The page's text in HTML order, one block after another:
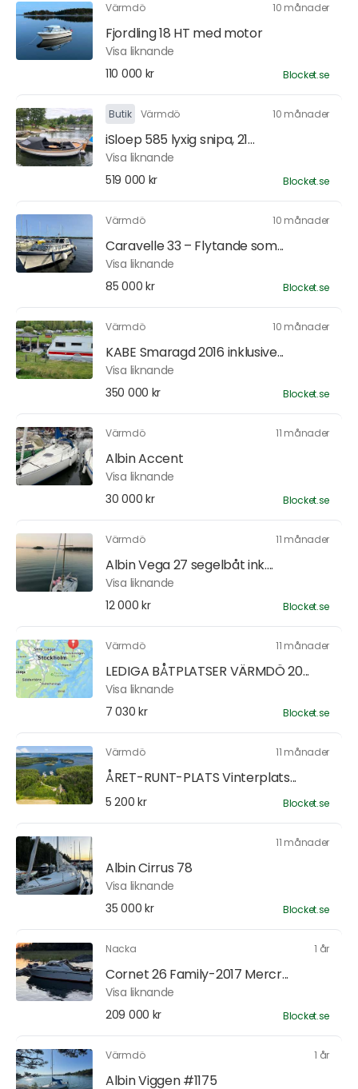
Värmdö 10 månader
Fjordling 18 HT med motor
Visa liknande
110 000 kr
Blocket.se
Butik Värmdö 10 månader
iSloep 585 lyxig snipa, 21...
Visa liknande
519 000 kr
Blocket.se
Värmdö 10 månader
Caravelle 33 – Flytande som...
Visa liknande
85 000 kr
Blocket.se
Värmdö 10 månader
KABE Smaragd 2016 inklusive...
Visa liknande
350 000 kr
Blocket.se
Värmdö 11 månader
Albin Accent
Visa liknande
30 000 kr
Blocket.se
Värmdö 11 månader
Albin Vega 27 segelbåt ink....
Visa liknande
12 000 kr
Blocket.se
Värmdö 11 månader
LEDIGA BÅTPLATSER VÄRMDÖ 20...
Visa liknande
7 030 kr
Blocket.se
Värmdö 11 månader
ÅRET-RUNT-PLATS Vinterplats...
5 200 kr Blocket.se
11 månader
Albin Cirrus 78
Visa liknande
35 000 kr
Blocket.se
Nacka 1 år
Cornet 26 Family-2017 Mercr...
Visa liknande
209 000 kr
Blocket.se
Värmdö 1 år
Albin Viggen #1175